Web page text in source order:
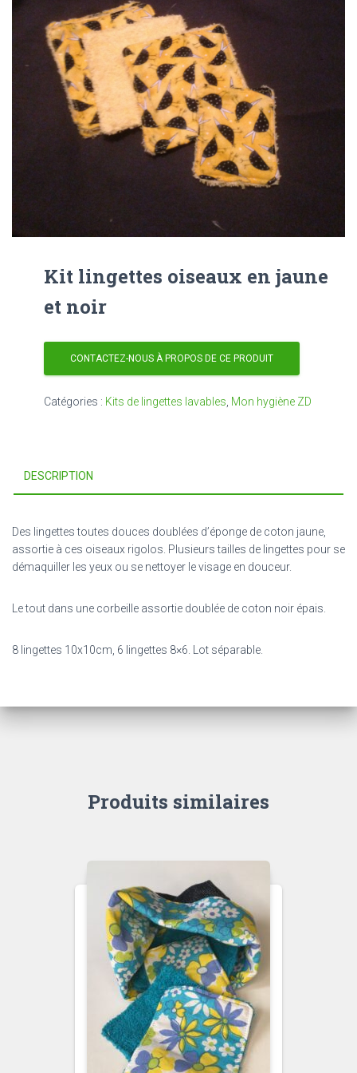
Kit lingettes oiseaux en jaune
et noir
CONTACTEZ-NOUS À PROPOS DE CE PRODUIT
Catégories : Kits de lingettes lavables, Mon hygiène ZD
DESCRIPTION
Des lingettes toutes douces doublées d’éponge de coton jaune,
assortie à ces oiseaux rigolos. Plusieurs tailles de lingettes pour se
démaquiller les yeux ou se nettoyer le visage en douceur.
Le tout dans une corbeille assortie doublée de coton noir épais.
8 lingettes 10x10cm, 6 lingettes 8×6. Lot séparable.
Produits similaires